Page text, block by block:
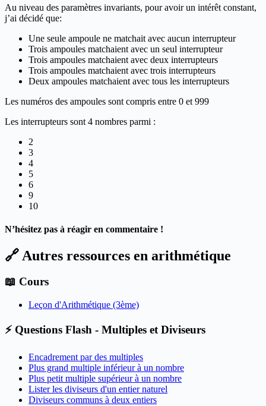
Au niveau des paramètres invariants, pour avoir un intérêt constant,
j’ai décidé que:
Une seule ampoule ne matchait avec aucun interrupteur
Trois ampoules matchaient avec un seul interrupteur
Trois ampoules matchaient avec deux interrupteurs
Trois ampoules matchaient avec trois interrupteurs
Deux ampoules matchaient avec tous les interrupteurs
Les numéros des ampoules sont compris entre 0 et 999
Les interrupteurs sont 4 nombres parmi :
2
3
4
5
6
9
10
N’hésitez pas à réagir en commentaire !
🔗 Autres ressources en arithmétique
📖 Cours
Leçon d'Arithmétique (3ème)
⚡ Questions Flash - Multiples et Diviseurs
Encadrement par des multiples
Plus grand multiple inférieur à un nombre
Plus petit multiple supérieur à un nombre
Lister les diviseurs d'un entier naturel
Diviseurs communs à deux entiers